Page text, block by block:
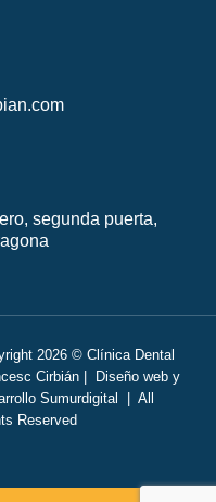
segunda puerta,
2026 © Clínica Dental
Cirbián |
Diseño web y
Sumurdigital | All
Reserved